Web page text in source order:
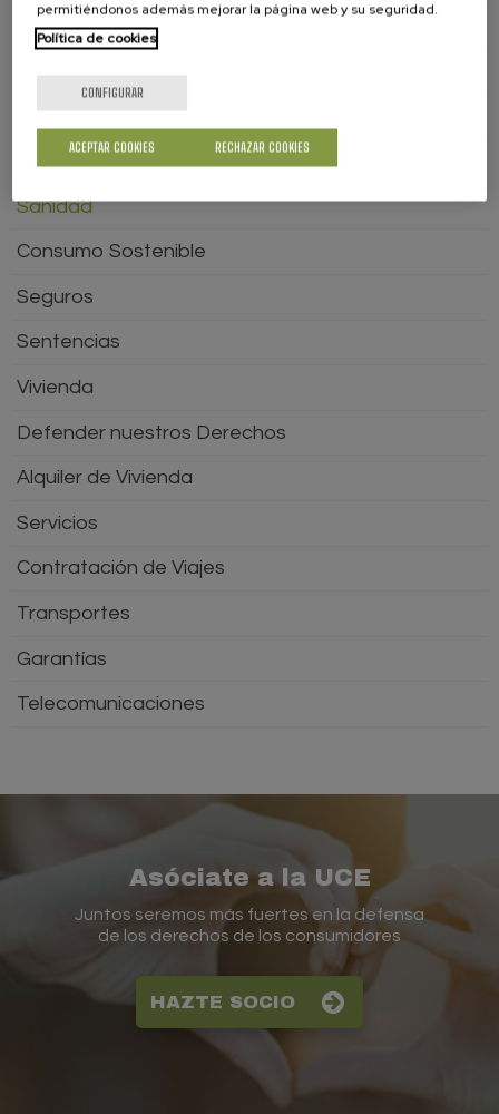
Comercio
Suministros
Ferrocarril
Juguetes
Sanidad
Consumo Sostenible
Seguros
Sentencias
Vivienda
Defender nuestros Derechos
Alquiler de Vivienda
Servicios
Contratación de Viajes
Transportes
Garantías
Telecomunicaciones
Asóciate a la UCE
Juntos seremos más fuertes en la defensa
de los derechos de los consumidores
HAZTE SOCIO
permitiéndonos además mejorar la página web y su seguridad.
Política de cookies
CONFIGURAR
RECHAZAR COOKIES
ACEPTAR COOKIES